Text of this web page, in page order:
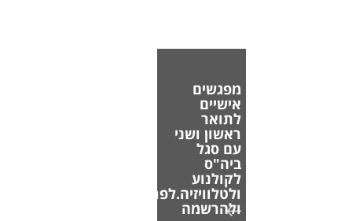
מפגשים
אישיים
לתואר
ראשון ושני
עם סגל
ביה"ס
לקולנוע
ולטלוויזיה.לפרטים
ולהרשמה